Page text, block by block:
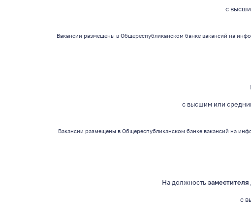
с
Вакансии размещены в Общереспубликанском банке вакансий на
с высшим или
Вакансии размещены в Общереспубликанском банке вакансий на
На должность
с